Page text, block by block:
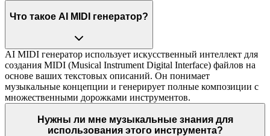
Что такое AI MIDI генератор?
AI MIDI генератор использует искусственный интеллект для
создания MIDI (Musical Instrument Digital Interface) файлов на
основе ваших текстовых описаний. Он понимает
музыкальные концепции и генерирует полные композиции с
множественными дорожками инструментов.
Нужны ли мне музыкальные знания для
использования этого инструмента?